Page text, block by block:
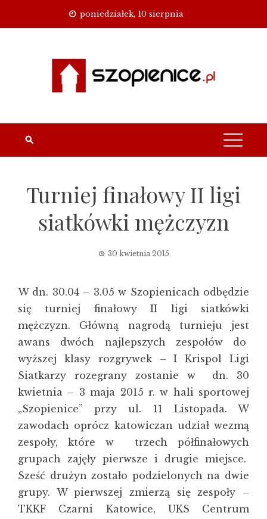
poniedziałek, 10 sierpnia
Turniej finałowy II ligi
siatkówki mężczyzn
30 kwietnia 2015
W dn. 30.04 – 3.05 w Szopienicach odbędzie
się turniej finałowy II ligi siatkówki
mężczyzn. Główną nagrodą turnieju jest
awans dwóch najlepszych zespołów do
wyższej klasy rozgrywek – I Krispol Ligi
Siatkarzy rozegrany zostanie w dn. 30
kwietnia – 3 maja 2015 r. w hali sportowej
„Szopienice” przy ul. 11 Listopada. W
zawodach oprócz katowiczan udział wezmą
zespoły, które w trzech półfinałowych
grupach zajęły pierwsze i drugie miejsce.
Sześć drużyn zostało podzielonych na dwie
grupy. W pierwszej zmierzą się zespoły –
TKKF Czarni Katowice, UKS Centrum